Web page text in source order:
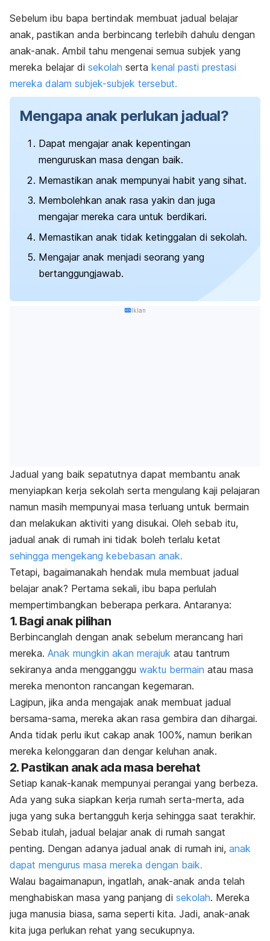
Sebelum ibu bapa bertindak membuat jadual belajar
anak, pastikan anda berbincang terlebih dahulu dengan
anak-anak. Ambil tahu mengenai semua subjek yang
mereka belajar di sekolah serta kenal pasti prestasi
mereka dalam subjek-subjek tersebut.
Mengapa anak perlukan jadual?
Dapat mengajar anak kepentingan
menguruskan masa dengan baik.
Memastikan anak mempunyai habit yang sihat.
Membolehkan anak rasa yakin dan juga
mengajar mereka cara untuk berdikari.
Memastikan anak tidak ketinggalan di sekolah.
Mengajar anak menjadi seorang yang
bertanggungjawab.
Iklan
Jadual yang baik sepatutnya dapat membantu anak
menyiapkan kerja sekolah serta mengulang kaji pelajaran
namun masih mempunyai masa terluang untuk bermain
dan melakukan aktiviti yang disukai. Oleh sebab itu,
jadual anak di rumah ini tidak boleh terlalu ketat
sehingga mengekang kebebasan anak.
Tetapi, bagaimanakah hendak mula membuat jadual
belajar anak? Pertama sekali, ibu bapa perlulah
mempertimbangkan beberapa perkara. Antaranya:
1. Bagi anak pilihan
Berbincanglah dengan anak sebelum merancang hari
mereka. Anak mungkin akan merajuk atau tantrum
sekiranya anda mengganggu waktu bermain atau masa
mereka menonton rancangan kegemaran.
Lagipun, jika anda mengajak anak membuat jadual
bersama-sama, mereka akan rasa gembira dan dihargai.
Anda tidak perlu ikut cakap anak 100%, namun berikan
mereka kelonggaran dan dengar keluhan anak.
2. Pastikan anak ada masa berehat
Setiap kanak-kanak mempunyai perangai yang berbeza.
Ada yang suka siapkan kerja rumah serta-merta, ada
juga yang suka bertangguh kerja sehingga saat terakhir.
Sebab itulah, jadual belajar anak di rumah sangat
penting. Dengan adanya jadual anak di rumah ini, anak
dapat mengurus masa mereka dengan baik.
Walau bagaimanapun, ingatlah, anak-anak anda telah
menghabiskan masa yang panjang di sekolah. Mereka
juga manusia biasa, sama seperti kita. Jadi, anak-anak
kita juga perlukan rehat yang secukupnya.